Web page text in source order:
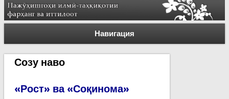
Навигация
Созу наво
«Рост» ва «Соқинома»